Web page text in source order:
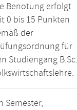
Benotung erfolgt
0 bis 15 Punkten
der
für
Studiengang B.Sc.
Semester,